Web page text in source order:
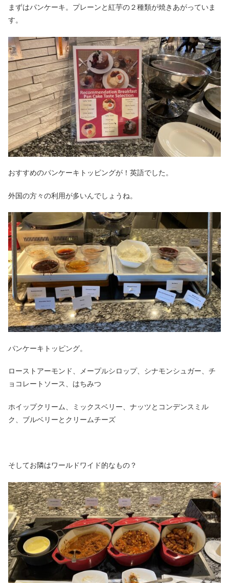
まずはパンケーキ。プレーンと紅芋の２種類が焼きあがっていま
す。
おすすめのパンケーキトッピングが！英語でした。
外国の方々の利用が多いんでしょうね。
パンケーキトッピング。
ローストアーモンド、メープルシロップ、シナモンシュガー、チ
ョコレートソース、はちみつ
ホイップクリーム、ミックスベリー、ナッツとコンデンスミル
ク、ブルベリーとクリームチーズ
そしてお隣はワールドワイド的なもの？